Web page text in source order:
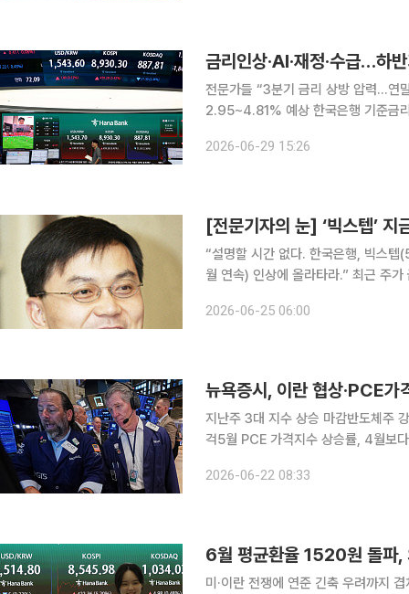
금리인상·AI·재정·수급…하
전문가들 “3분기 금리 상방 압력…
2.95~4.81% 예상 한국은행 기준금리 인상과 연방준비제도(Fed·연준) 통화정책, AI 반도체 경기,
29일 채권시장 전문가들은 올 하반기
2026-06-29 15:26
[전문기자의 눈] ‘빅스텝’ 지
“설명할 시간 없다. 한국은행, 빅스
월 연속) 인상에 올라타라.” 최근 주
리 결정 때부터 금리인상 깜빡이를 확
2026-06-25 06:00
뉴욕증시, 이란 협상·PCE가
지난주 3대 지수 상승 마감반도체주
걱5월 PCE 가격지수 상승률, 4월보다 높을 전망 이번 주(22~26일) 뉴욕
지난주 3대 지수는 모두 상승했다. 한
2026-06-22 08:33
6월 평균환율 1520원 돌파,
미·이란 전쟁에 연준 긴축 우려까지 겹쳐…1500원대